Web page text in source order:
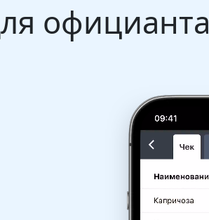
официанта